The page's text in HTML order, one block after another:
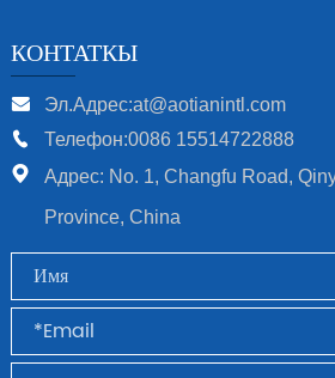
КОНТАТКЫ
Эл.Адрес:at@aotianintl.com
Телефон:0086 15514722888
Адрес: No. 1, Changfu Road,
Province, China